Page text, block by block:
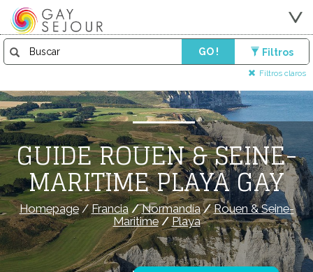
GO ! Filtros
Filtros claros
GUIDE ROUEN & SEINE-
MARITIME PLAYA GAY
Homepage/Francia/Normandía/Rouen & Seine-
Maritime/Playa